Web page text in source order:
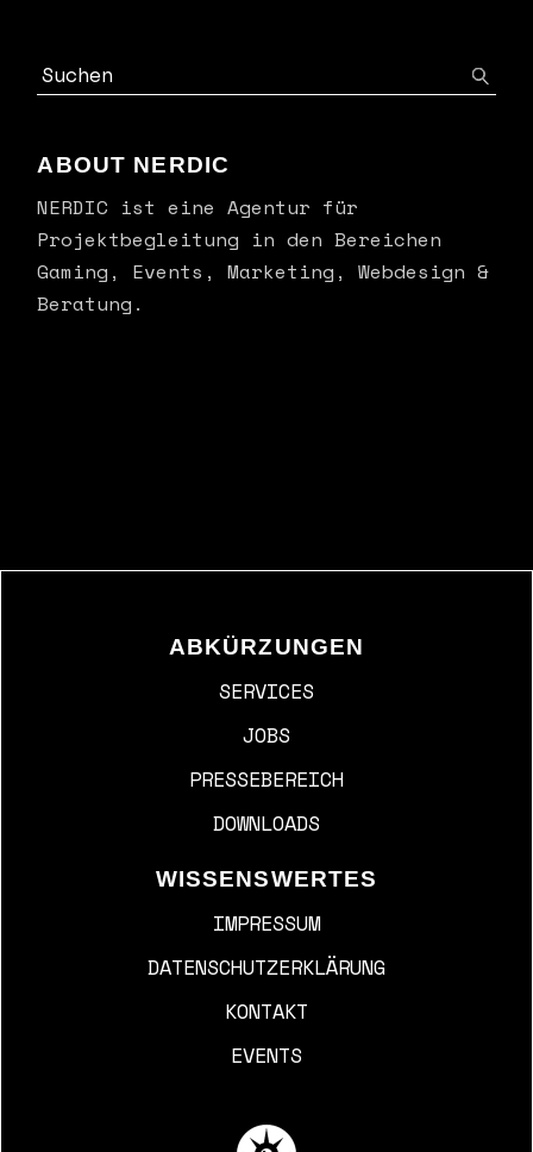
ABOUT NERDIC
NERDIC ist eine Agentur für
Projektbegleitung in den Bereichen
Gaming, Events, Marketing, Webdesign &
Beratung.
ABKÜRZUNGEN
SERVICES
JOBS
PRESSEBEREICH
DOWNLOADS
WISSENSWERTES
IMPRESSUM
DATENSCHUTZERKLÄRUNG
KONTAKT
EVENTS